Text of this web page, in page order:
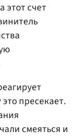
этот счет
пресекает.
смеяться и